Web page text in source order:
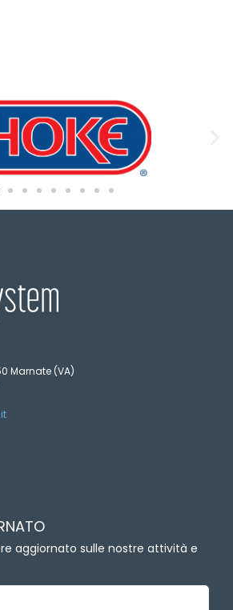
Marnate (VA)
aggiornato sulle nostre attività e